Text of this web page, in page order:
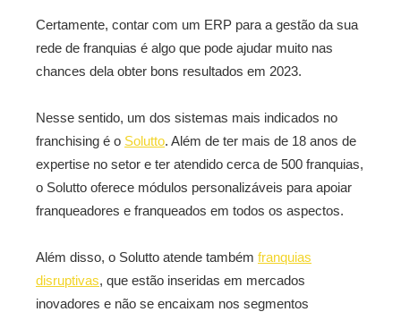
Certamente, contar com um ERP para a gestão da sua
rede de franquias é algo que pode ajudar muito nas
chances dela obter bons resultados em 2023.
Nesse sentido, um dos sistemas mais indicados no
franchising é o Solutto. Além de ter mais de 18 anos de
expertise no setor e ter atendido cerca de 500 franquias,
o Solutto oferece módulos personalizáveis para apoiar
franqueadores e franqueados em todos os aspectos.
Além disso, o Solutto atende também franquias
disruptivas, que estão inseridas em mercados
inovadores e não se encaixam nos segmentos